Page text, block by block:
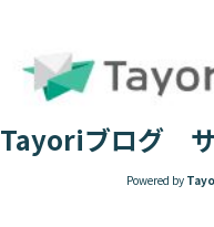
Tayoriブログ
Powered by